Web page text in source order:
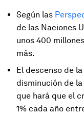
Según las
de las Naciones
unos 400
más.
El descenso de
disminución de
que hará que el
1% cada año